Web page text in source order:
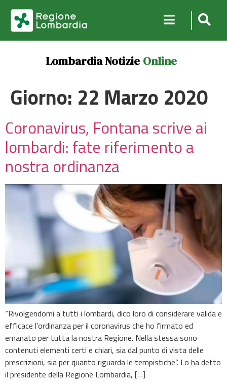
Lombardia Notizie Online
Giorno: 22 Marzo 2020
Coronavirus, Fontana scrive ai
lombardi: fate riferimento a
nostra ordinanza
“Rivolgendomi a tutti i lombardi, dico loro di considerare valida e
efficace l’ordinanza per il coronavirus che ho firmato ed
emanato per tutta la nostra Regione. Nella stessa sono
contenuti elementi certi e chiari, sia dal punto di vista delle
prescrizioni, sia per quanto riguarda le tempistiche”. Lo ha detto
il presidente della Regione Lombardia, […]